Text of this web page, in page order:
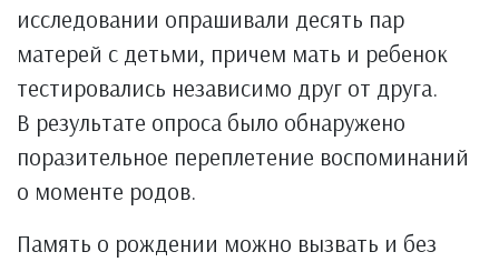
исследовании опрашивали десять пар
матерей с детьми, причем мать и ребенок
тестировались независимо друг от друга.
В результате опроса было обнаружено
поразительное переплетение воспоминаний
о моменте родов.
Память о рождении можно вызвать и без